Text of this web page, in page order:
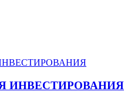
ИНВЕСТИРОВАНИЯ